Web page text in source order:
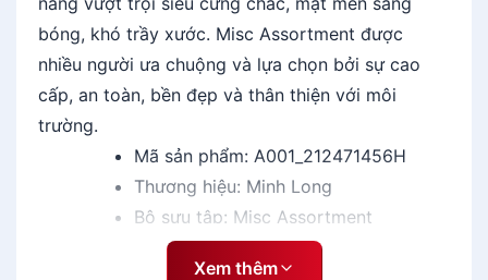
M
i
n
o
bóng, khó trầy xước. Misc Assortment được
nhiều người ưa chuộng và lựa chọn bởi sự cao
cấp, an toàn, bền đẹp và thân thiện với môi
trường.
Mã sản phẩm: A001_212471456H
Thương hiệu: Minh Long
Bộ sưu tập: Misc Assortment
Số ngăn: 5 ngăn
Xem thêm